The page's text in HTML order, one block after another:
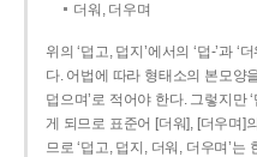
더워, 더우며
위의 ‘덥고, 덥지’에서의 ‘덥-­’과 ‘
다. 어법에 따라 형태소의 본모양
덥으며’로 적어야 한다. 그렇지만
게 되므로 표준어 [더워], [더우며]
므로 ‘덥고, 덥지, 더워, 더우며’